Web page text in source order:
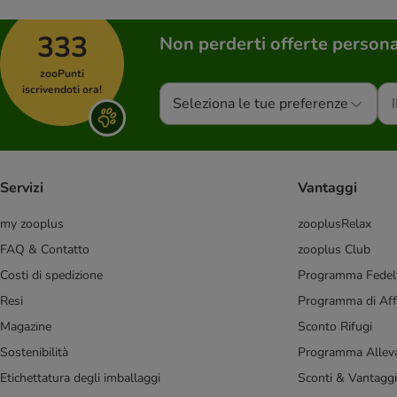
Applaws
Bosch
Bozita
Brekkies
Brit
Carnilove
Catit
Concept for Life Veterinary Diet
Crave
Dolina Noteci
FairCat
Farmina N&D
Farmina Vet Life
333
zooPunti
iscrivendoti ora!
Non perderti offerte
Seleziona le tue preferenze
Servizi
my zooplus
FAQ & Contatto
Costi di spedizione
Resi
Magazine
Sostenibilità
Etichettatura degli imballaggi
Vantaggi
zooplusRelax
zooplus Club
Programma
Programma di
Sconto Rifugi
Programma
Sconti & Vantaggi